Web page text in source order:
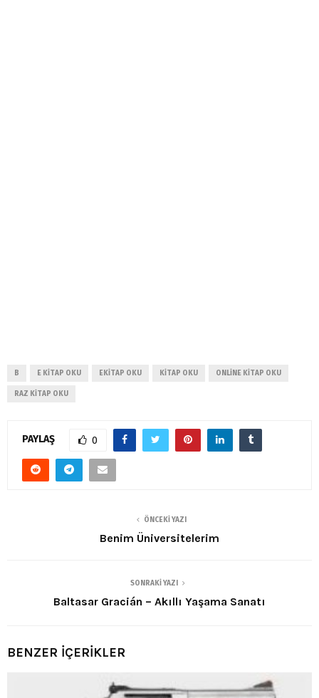
B E KITAP OKU EKITAP OKU KITAP OKU ONLINE KITAP OKU
RAZ KITAP OKU
PAYLAŞ 0
ÖNCEKI YAZI
Benim Üniversitelerim
SONRAKI YAZI
Baltasar Gracián – Akıllı Yaşama Sanatı
BENZER İÇERİKLER